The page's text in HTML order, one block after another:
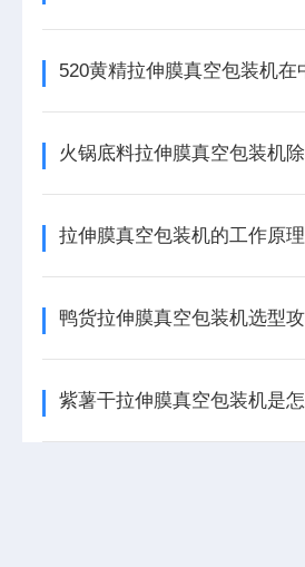
拉伸膜真空包装机的工作原理